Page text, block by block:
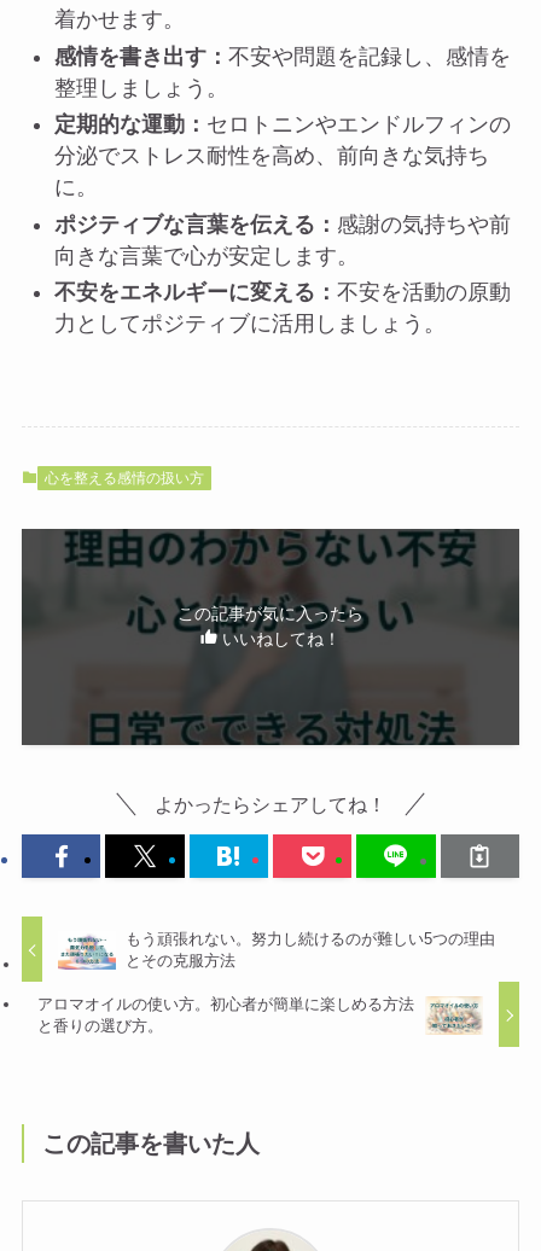
着かせます。
感情を書き出す： 不安や問題を記録し、感情を
整理しましょう。
定期的な運動： セロトニンやエンドルフィンの
分泌でストレス耐性を高め、前向きな気持ち
に。
ポジティブな言葉を伝える： 感謝の気持ちや前
向きな言葉で心が安定します。
不安をエネルギーに変える： 不安を活動の原動
力としてポジティブに活用しましょう。
心を整える感情の扱い方
この記事が気に入ったら
いいねしてね！
よかったらシェアしてね！
もう頑張れない。努力し続けるのが難しい5つの理由
とその克服方法
アロマオイルの使い方。初心者が簡単に楽しめる方法
と香りの選び方。
この記事を書いた人